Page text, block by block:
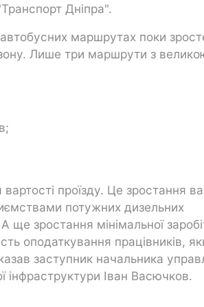
Дніпра".
маршрутах поки
Лише три маршрути з
проїзду. Це зростання
потужних дизельних
ще зростання мінімальної
оподаткування працівників,
заступник начальника
інфраструктури Іван Васючков.